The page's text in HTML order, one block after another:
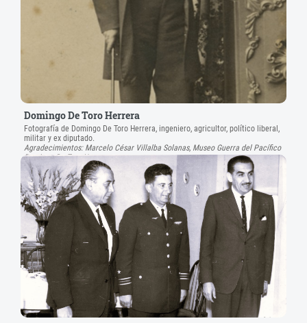
Domingo De Toro Herrera
Fotografía de Domingo De Toro Herrera, ingeniero, agricultor, político liberal,
militar y ex diputado.
Agradecimientos: Marcelo César Villalba Solanas, Museo Guerra del Pacífico
Domingo De Toro Herrera.